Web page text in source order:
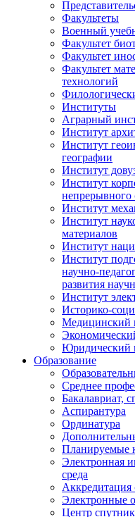
Факультеты
Военный
Факультет
Факультет
Факультет
технологий
Институты
Аграрный
Институт
Институт
географии
Институт
Институт
непрерывного
Институт
Институт
материалов
Институт
Институт
научно-
развития
Институт
Историко-
Медицинский
Юридический
Образование
Среднее
Бакалавриат,
Аспирантура
Ординатура
Планируемые
Электронная
среда
Аккредитация
Электронные
Центр